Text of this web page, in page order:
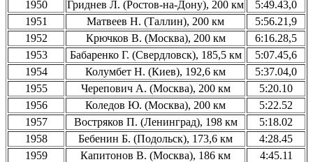
1950
Гриднев Л. (Ростов-на-Дону), 200 км
5:49.43,0
1951
Матвеев Н. (Таллин), 200 км
5:56.21,9
1952
Крючков В. (Москва), 200 км
6:16.28,5
1953
Бабаренко Г. (Свердловск), 185,5 км
5:07.45,6
1954
Колумбет Н. (Киев), 192,6 км
5:37.04,0
1955
Черепович А. (Москва), 200 км
5:20.10
1956
Коледов Ю. (Москва), 200 км
5:22.52
1957
Востряков П. (Ленинград), 198 км
5:18.02
1958
Бебенин Б. (Подольск), 173,6 км
4:28.45
1959
Капитонов В. (Москва), 186 км
4:45.11